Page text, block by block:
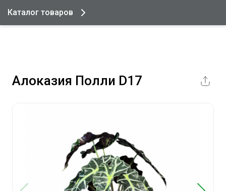
Каталог товаров
Алоказия Полли D17